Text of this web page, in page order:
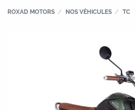
ROXAD MOTORS NOS VÉHICULES TC